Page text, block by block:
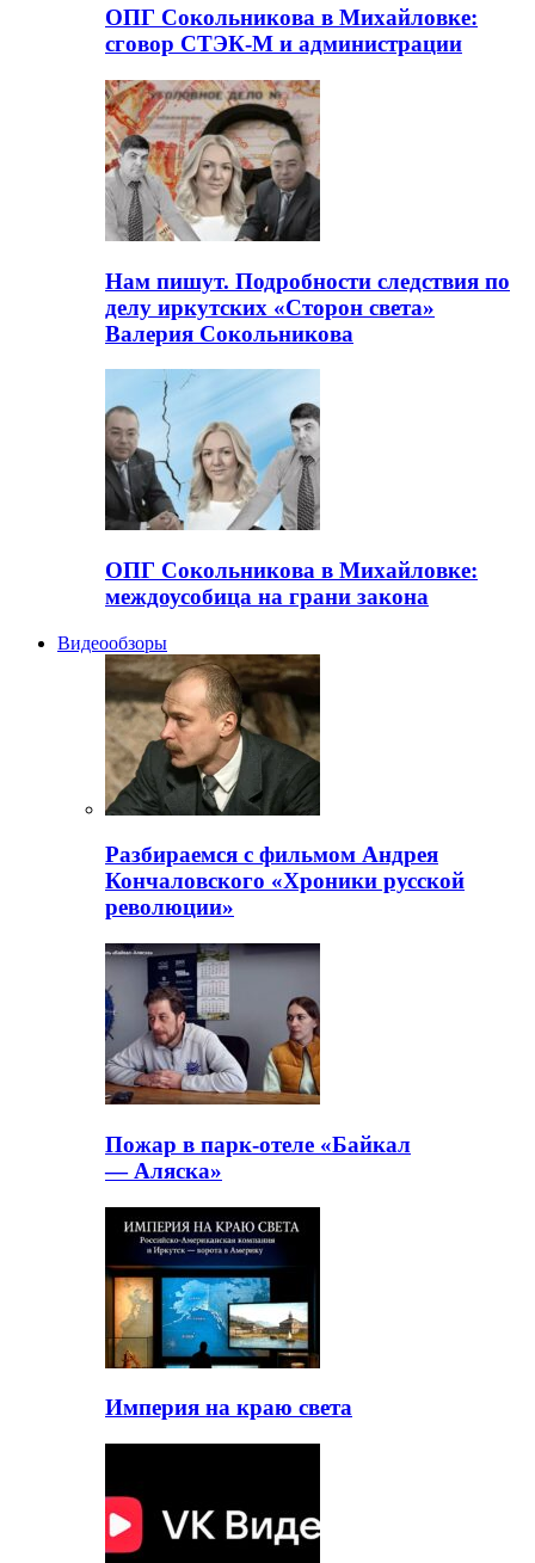
ОПГ Сокольникова в Михайловке:
сговор СТЭК-М и администрации
Нам пишут. Подробности следствия по
делу иркутских «Сторон света»
Валерия Сокольникова
ОПГ Сокольникова в Михайловке:
междоусобица на грани закона
Видеообзоры
Разбираемся с фильмом Андрея
Кончаловского «Хроники русской
революции»
Пожар в парк-отеле «Байкал
— Аляска»
Империя на краю света